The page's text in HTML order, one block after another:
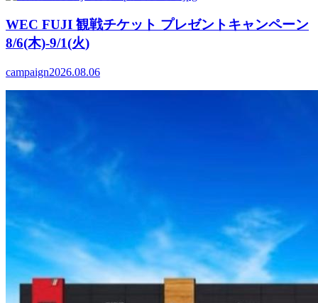
WEC FUJI 観戦チケット プレゼントキャンペーン
8/6(木)-9/1(火)
campaign2026.08.06